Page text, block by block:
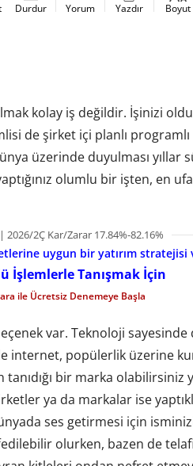
Durdur Yorum Yazdır Boyut
kolay iş değildir. İşinizi
de şirket içi planlı programlı
üzerinde duyulması yıllar
olumlu bir işten, en
2Ç Kar/Zarar 17.84%-82.16%
uygun bir yatırım stratejisi
İşlemlerle Tanışmak İçin
ile Ücretsiz Denemeye Başla
var. Teknoloji
internet, popülerlik üzerine
bir marka olabilirsiniz
ya da markalar ise
ses getirmesi için
olurken, bazen de